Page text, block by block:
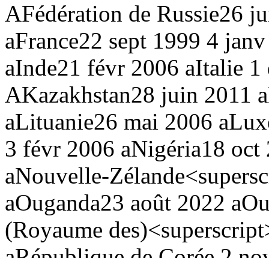
AFédération de Russie26
aFrance22 sept 1999 4
aInde21 févr 2006 aItalie 1
AKazakhstan28 juin 2011 a
aLituanie26 mai 2006 a
3 févr 2006 aNigéria18 oct
aNouvelle-
aOuganda23 août 2022 a
(Royaume